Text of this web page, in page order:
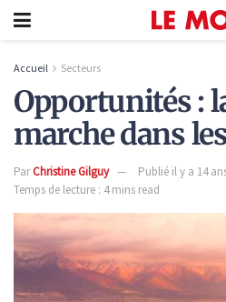
Accueil Secteurs
Opportunités :
marche dans
ParChristine Gilguy
Publié il y a 14
Temps de lecture : 4 mins read